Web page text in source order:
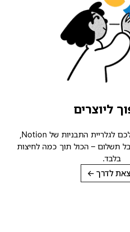
ליוצרים
להעלות את התבנית שלכם לגלריית התבניות של Notion,
תשלום – הכול תוך כמה לחיצות
בלבד.
לדרך →